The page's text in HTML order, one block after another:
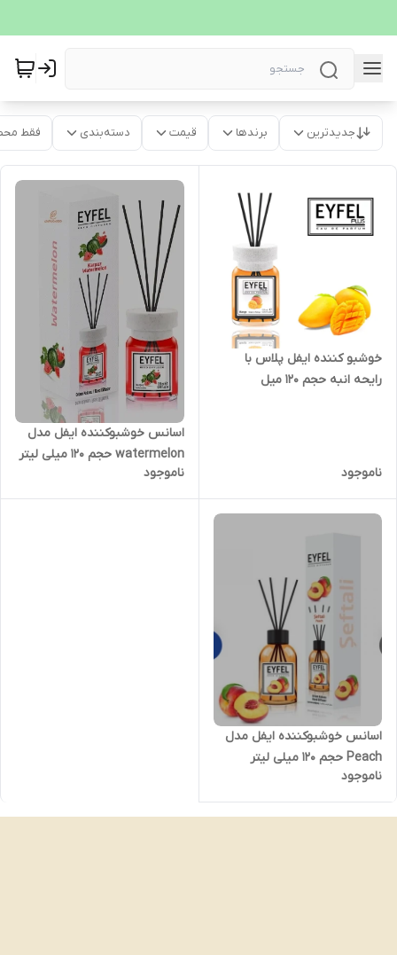
جدیدترین برندها قیمت دسته‌بندی فقط
خوشبو کننده ایفل پلاس با
رایحه انبه حجم ۱۲۰ میل
ناموجود
اسانس خوشبوکننده ایفل مدل
watermelon حجم 120 میلی لیتر
ناموجود
اسانس خوشبوکننده ایفل مدل
Peach حجم 120 میلی لیتر
ناموجود